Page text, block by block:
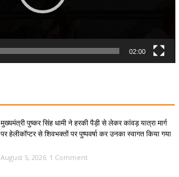
02:00
मुख्यमंत्री पुष्कर सिंह धामी ने हरकी पैड़ी से लेकर कांवड़ यात्रा मार्ग
पर हेलीकॉप्टर से शिवभक्तों पर पुष्पवर्षा कर उनका स्वागत किया गया
August 5, 2026 1 Comment